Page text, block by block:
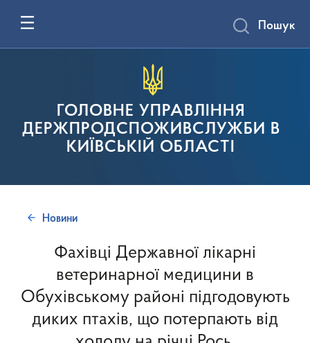
ГОЛОВНЕ УПРАВЛІННЯ
ДЕРЖПРОДСПОЖИВСЛУЖБИ В
КИЇВСЬКІЙ ОБЛАСТІ
Пошук
Новини
Фахівці Державної лікарні
ветеринарної медицини в
Обухівському районі підгодовують
диких птахів, що потерпають від